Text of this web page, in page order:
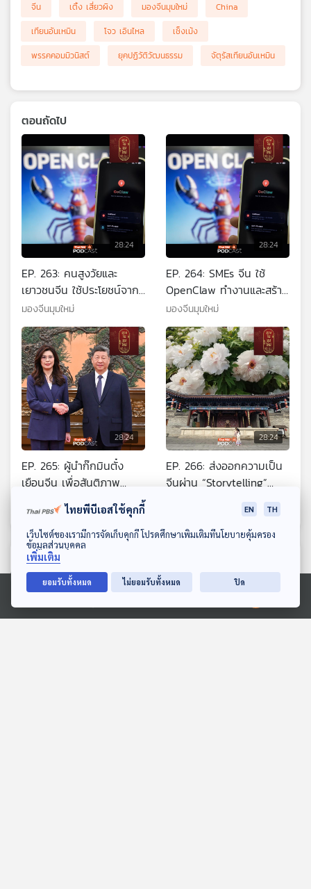
ดาวน์โหลด Thai PBS Podcast Application
Ⓒ 2020 องค์การกระจายเสียงและแพร่ภาพสาธารณะแห่งประเทศไทย
จีน เติ้ง เสี่ยวผิง มองจีนมุมใหม่
China
เทียนอันเหมิน
โจว เอินไหล
เช็งเม้ง
พรรคคอมมิวนิสต์
ยุคปฏิวัติวัฒนธรรม จัตุรัสเทียนอันเหมิน
ตอนถัดไป
28:24
EP. 263: คนสูงวัยและ
เยาวชนจีน ใช้ประโยชน์จาก
AI Agent อย่างไร
มองจีนมุมใหม่
28:24
EP. 264: SMEs จีน ใช้
OpenClaw ทำงานและสร้าง
รายได้อย่างไร
มองจีนมุมใหม่
28:24
EP. 265: ผู้นำก๊กมินตั๋ง
เยือนจีน เพื่อสันติภาพ
ช่องแคบไต้หวัน?
มองจีนมุมใหม่
28:24
EP. 266: ส่งออกความเป็น
จีนผ่าน “Storytelling”
สร้างประสบการณ์ใหม่ ดึง
เศรษฐกิจท้องถิ่น
ตอนที่เกี่ยวข้อง
ไทยพีบีเอสใช้คุกกี้ EN TH
เว็บไซต์ของเรามีการจัดเก็บคุกกี้ โปรดศึกษาเพิ่มเติมที่นโยบายคุ้มครอง
ข้อมูลส่วนบุคคล
เพิ่มเติม
ยอมรับทั้งหมด ไม่ยอมรับทั้งหมด ปิด